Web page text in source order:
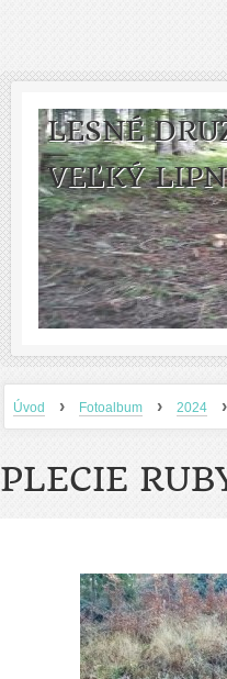
LESNÉ
VEĽKÝ
Úvod › Fotoalbum › 2024 ›
PLECIE